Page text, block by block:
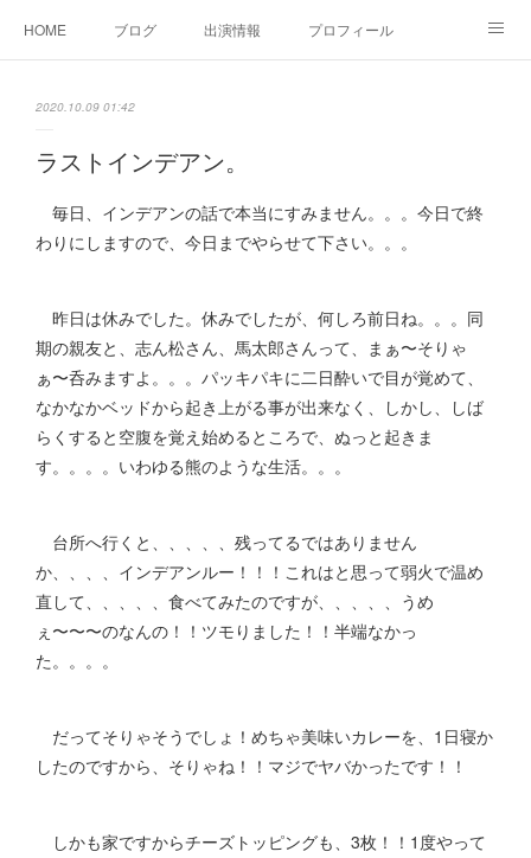
HOME ブログ 出演情報 プロフィール
2020.10.09 01:42
ラストインデアン。
毎日、インデアンの話で本当にすみません。。。今日で終
わりにしますので、今日までやらせて下さい。。。
昨日は休みでした。休みでしたが、何しろ前日ね。。。同
期の親友と、志ん松さん、馬太郎さんって、まぁ〜そりゃ
ぁ〜呑みますよ。。。パッキパキに二日酔いで目が覚めて、
なかなかベッドから起き上がる事が出来なく、しかし、しば
らくすると空腹を覚え始めるところで、ぬっと起きま
す。。。。いわゆる熊のような生活。。。
台所へ行くと、、、、、残ってるではありません
か、、、、インデアンルー！！！これはと思って弱火で温め
直して、、、、、食べてみたのですが、、、、、うめ
ぇ〜〜〜のなんの！！ツモりました！！半端なかっ
た。。。。
だってそりゃそうでしょ！めちゃ美味いカレーを、1日寝か
したのですから、そりゃね！！マジでヤバかったです！！
しかも家ですからチーズトッピングも、3枚！！1度やって